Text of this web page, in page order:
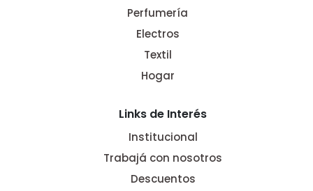
Perfumería
Electros
Textil
Hogar
Links de Interés
Institucional
Trabajá con nosotros
Descuentos